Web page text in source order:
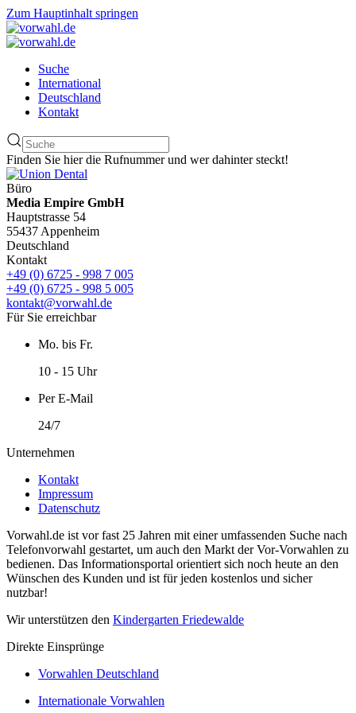
Zum Hauptinhalt springen
Suche
International
Deutschland
Kontakt
Finden Sie hier die Rufnummer und wer dahinter steckt!
Büro
Media Empire GmbH
Hauptstrasse 54
55437 Appenheim
Deutschland
Kontakt
+49 (0) 6725 - 998 7 005
+49 (0) 6725 - 998 5 005
kontakt@vorwahl.de
Für Sie erreichbar
Mo. bis Fr.
10 - 15 Uhr
Per E-Mail
24/7
Unternehmen
Kontakt
Impressum
Datenschutz
Vorwahl.de ist vor fast 25 Jahren mit einer umfassenden Suche nach
Telefonvorwahl gestartet, um auch den Markt der Vor-Vorwahlen zu
bedienen. Das Informationsportal orientiert sich noch heute an den
Wünschen des Kunden und ist für jeden kostenlos und sicher
nutzbar!
Wir unterstützen den Kindergarten Friedewalde
Direkte Einsprünge
Vorwahlen Deutschland
Internationale Vorwahlen